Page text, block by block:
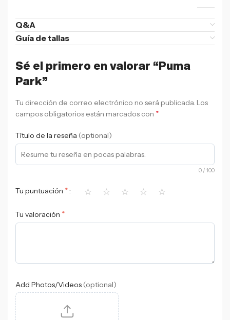
Q&A
Guía de tallas
Sé el primero en valorar “Puma
Park”
Tu dirección de correo electrónico no será publicada. Los
campos obligatorios están marcados con *
Título de la reseña (optional)
0 / 100
Tu puntuación * ⭐ ⭐ ⭐ ⭐ ⭐
Tu valoración *
Add Photos/Videos (optional)